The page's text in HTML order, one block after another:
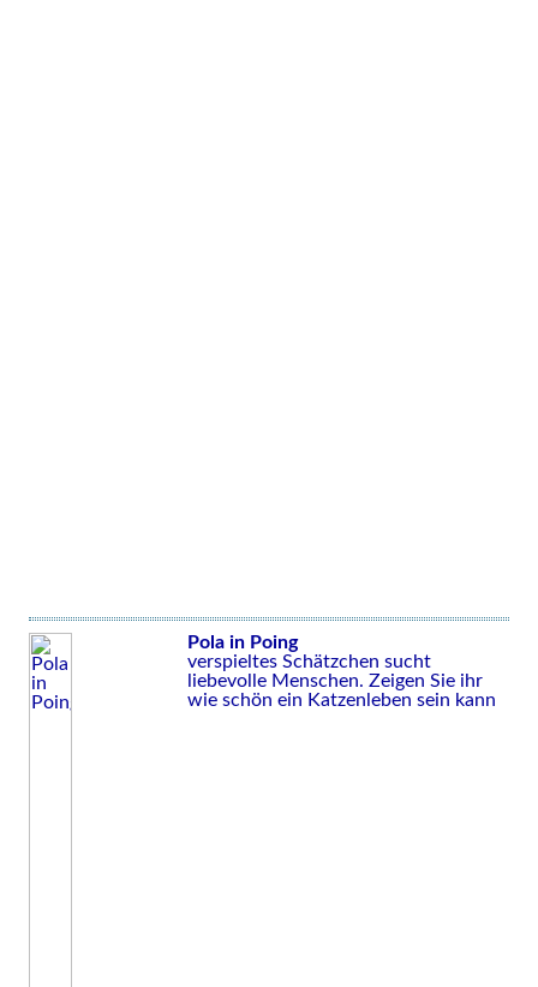
Pola in Poing
verspieltes Schätzchen sucht
liebevolle Menschen. Zeigen Sie ihr
wie schön ein Katzenleben sein kann